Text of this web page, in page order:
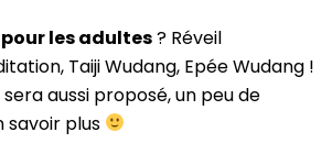
les adultes? Réveil
Taiji Wudang, Epée Wudang !
aussi proposé, un peu de
savoir plus